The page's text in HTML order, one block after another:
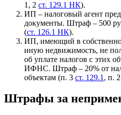
1, 2 ст. 129.1 НК).
ИП – налоговый агент
документы. Штраф – 500
(ст. 126.1 НК).
ИП, имеющий в
иную недвижимость, не
об уплате налогов с этих
ИФНС. Штраф – 20% от
объектам (п. 3 ст. 129.1 , п.
Штрафы за